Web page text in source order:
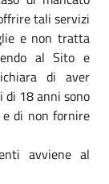
tali servizi
e non tratta
al Sito e
di aver
di 18 anni sono
di non fornire
avviene al